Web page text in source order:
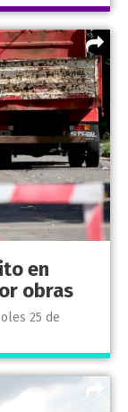
en
obras
25 de